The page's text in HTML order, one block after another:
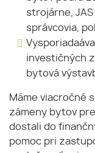
strojárne,
správcovia,
investičných
bytová
Máme viacročné
zámeny bytov
dostali do
pomoc pri